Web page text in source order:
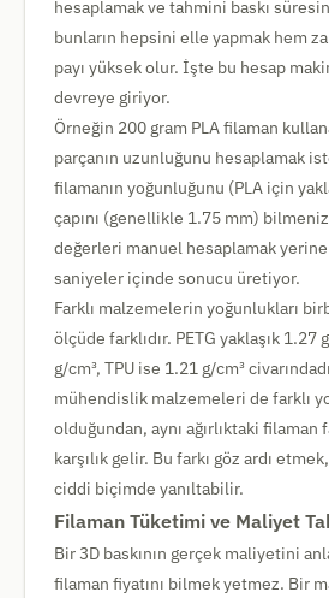
hesaplamak ve tahmini baskı
bunların hepsini elle yapmak hem
payı yüksek olur. İşte bu hesap
devreye giriyor.
Örneğin 200 gram PLA filaman
parçanın uzunluğunu hesaplamak
filamanın yoğunluğunu (PLA için
çapını (genellikle 1.75 mm)
değerleri manuel hesaplamak
saniyeler içinde sonucu üretiyor.
Farklı malzemelerin yoğunlukları
ölçüde farklıdır. PETG yaklaşık 1.27
g/cm³, TPU ise 1.21 g/cm³
mühendislik malzemeleri de farklı
olduğundan, aynı ağırlıktaki filaman
karşılık gelir. Bu farkı göz ardı
ciddi biçimde yanıltabilir.
Filaman Tüketimi ve Maliyet
Bir 3D baskının gerçek maliyetini
filaman fiyatını bilmek yetmez. Bir